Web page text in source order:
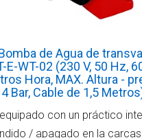
de Agua de
E-WT-02 (230 V, 50 Hz,
Hora, MAX. Altura -
Bar, Cable de 1,5
con un práctico
/ apagado en la